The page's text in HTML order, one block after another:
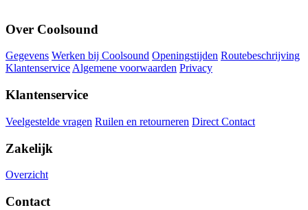
Over Coolsound
Gegevens Werken bij Coolsound Openingstijden Routebeschrijving
KlantenserviceAlgemene voorwaarden Privacy
Klantenservice
Veelgestelde vragen Ruilen en retourneren Direct Contact
Zakelijk
Overzicht
Contact